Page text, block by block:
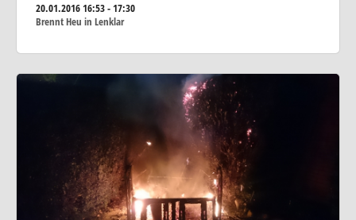
20.01.201616:53 - 17:30
Brennt Heu in Lenklar